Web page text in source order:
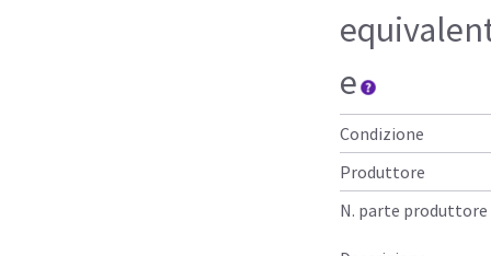
e
Condizione
Produttore
N. parte produttore